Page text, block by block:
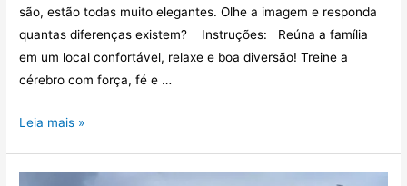
são, estão todas muito elegantes. Olhe a imagem e responda
quantas diferenças existem? Instruções: Reúna a família
em um local confortável, relaxe e boa diversão! Treine a
cérebro com força, fé e …
Leia mais »